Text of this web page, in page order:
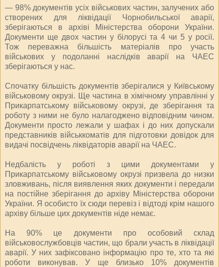
— 98% документів усіх військових частин, залучених або
створених для ліквідації Чорнобильської аварії,
зберігаються в архіві Міністерства оборони України.
Документи ще двох частин у білорусі та 4 чи 5 у росії.
Тож переважна більшість матеріалів про участь
військових у подоланні наслідків аварії на ЧАЕС
зберігаються у нас.
Спочатку більшість документів зберігалися у Київському
військовому окрузі. Ще частина в хімічному управлінні у
Прикарпатському військовому окрузі, де зберігання та
роботу з ними не було налагоджено відповідним чином.
Документи просто лежали у шафах і до них допускали
представників військкоматів для підготовки довідок для
видачі посвідчень ліквідаторів аварії на ЧАЕС.
Недбалість у роботі з цими документами у
Прикарпатському військовому окрузі призвела до низки
зловживань, після виявлення яких документи і передали
на постійне зберігання до архіву Міністерства оборони
України. Я особисто їх сюди перевіз і відтоді крім нашого
архіву більше цих документів ніде немає.
На 90% це документи про особовий склад
військовослужбовців частин, що брали участь в ліквідації
аварії. У них зафіксовано інформацію про те, хто та які
роботи виконував. У ще близько 10% документів